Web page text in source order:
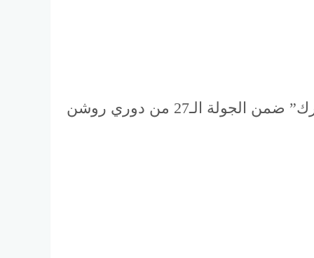
انتهت مباراة النصر والرياض، التي أُقيمت اليوم السبت 12 أبريل 2025 على ملعب “الأول بارك” ضمن الجولة الـ27 من دوري روشن